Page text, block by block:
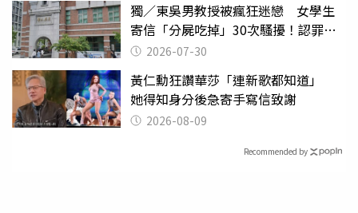
獨／東吳男教授被瘋狂迷戀 女學生
寄信「分屍吃掉」30次騷擾！認罪免
關 2026-07-30
黃仁勳狂讚華莎「連新歌都知道」
她得知身分後急寄手寫信致謝
2026-08-09
Recommended by